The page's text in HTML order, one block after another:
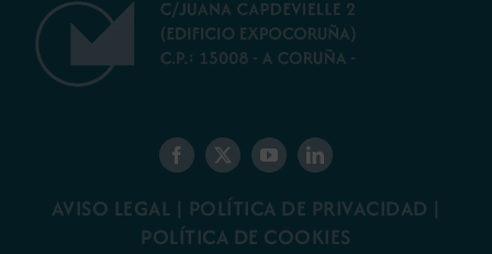
AVISO LEGAL | POLÍTICA DE PRIVACIDAD |
POLÍTICA DE COOKIES